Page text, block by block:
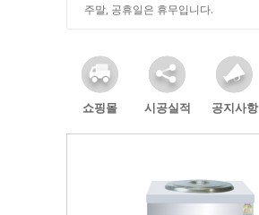
주말, 공휴일은 휴무입니다.
쇼핑몰 시공실적 공지사항